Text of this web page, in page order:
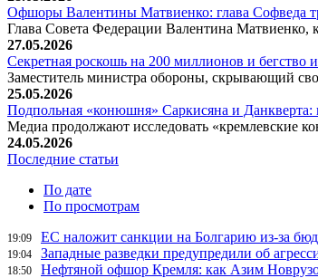
Офшоры Валентины Матвиенко: глава Софведа
Глава Совета Федерации Валентина Матвиенко,
27.05.2026
Секретная роскошь на 200 миллионов и
Заместитель министра обороны, скрывающий
25.05.2026
Подпольная «конюшня» Саркисяна и Данкверта:
Медиа продолжают исследовать
24.05.2026
Последние статьи
По дате
По просмотрам
19:09 ЕС наложит санкции на Болгарию из-за
19:04 Западные разведки предупредили об
18:50
Нефтяной офшор Кремля: как Азим